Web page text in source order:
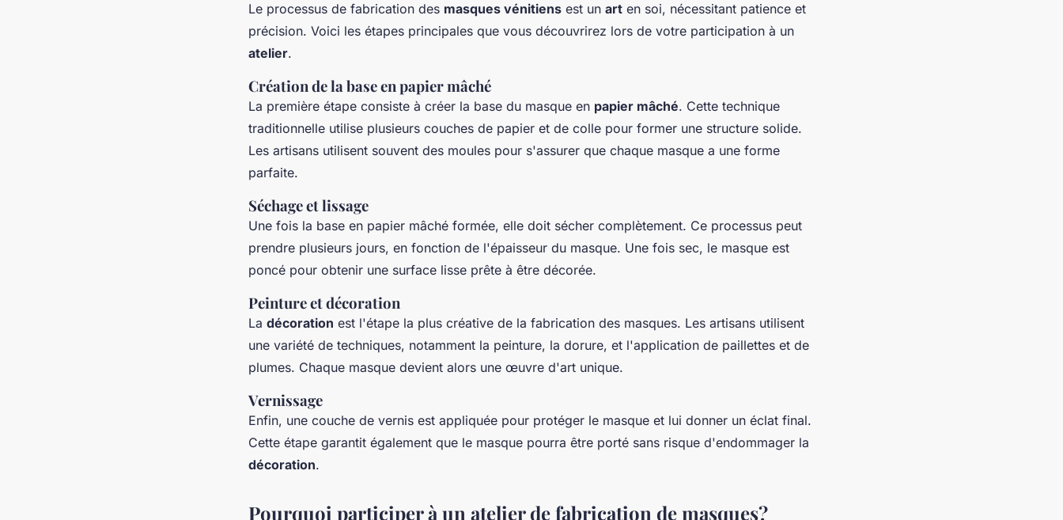
Le processus de fabrication des masques vénitiens est un art en soi, nécessitant patience et
précision. Voici les étapes principales que vous découvrirez lors de votre participation à un
atelier.
Création de la base en papier mâché
La première étape consiste à créer la base du masque en papier mâché. Cette technique
traditionnelle utilise plusieurs couches de papier et de colle pour former une structure solide.
Les artisans utilisent souvent des moules pour s'assurer que chaque masque a une forme
parfaite.
Séchage et lissage
Une fois la base en papier mâché formée, elle doit sécher complètement. Ce processus peut
prendre plusieurs jours, en fonction de l'épaisseur du masque. Une fois sec, le masque est
poncé pour obtenir une surface lisse prête à être décorée.
Peinture et décoration
La décoration est l'étape la plus créative de la fabrication des masques. Les artisans utilisent
une variété de techniques, notamment la peinture, la dorure, et l'application de paillettes et de
plumes. Chaque masque devient alors une œuvre d'art unique.
Vernissage
Enfin, une couche de vernis est appliquée pour protéger le masque et lui donner un éclat final.
Cette étape garantit également que le masque pourra être porté sans risque d'endommager la
décoration.
Pourquoi participer à un atelier de fabrication de masques?